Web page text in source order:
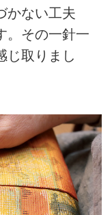
かない工夫
。その一針一
じ取りまし